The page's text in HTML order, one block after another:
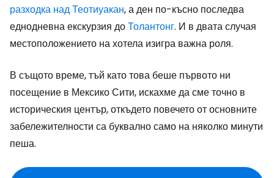
разходка над Теотиуакан, а ден по-късно последва
еднодневна екскурзия доТолантонг. И в двата случая
местоположението на хотела изигра важна роля.
В същото време, тъй като това беше първото ни
посещение в Мексико Сити, искахме да сме точно в
историческия център, откъдето повечето от основните
забележителности са буквално само на няколко минути
пеша.